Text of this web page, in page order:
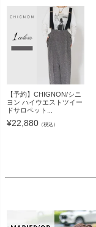
【予約】CHIGNON/シニ
ヨン ハイウエストツイー
ドサロペット...
¥22,880 （税込）